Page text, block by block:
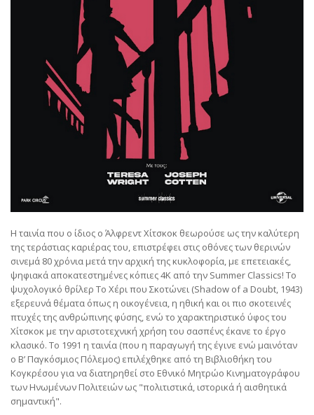
H ταινία που ο ίδιος ο Άλφρεντ Χίτσκοκ θεωρούσε ως την καλύτερη
της τεράστιας καριέρας του, επιστρέφει στις οθόνες των θερινών
σινεμά 80 χρόνια μετά την αρχική της κυκλοφορία, με επετειακές,
ψηφιακά αποκατεστημένες κόπιες 4K από την Summer Classics! Το
ψυχολογικό θρίλερ Το Χέρι που Σκοτώνει (Shadow of a Doubt, 1943)
εξερευνά θέματα όπως η οικογένεια, η ηθική και οι πιο σκοτεινές
πτυχές της ανθρώπινης φύσης, ενώ το χαρακτηριστικό ύφος του
Χίτσκοκ με την αριστοτεχνική χρήση του σασπένς έκανε το έργο
κλασικό. Το 1991 η ταινία (που η παραγωγή της έγινε ενώ μαινόταν
ο Β’ Παγκόσμιος Πόλεμος) επιλέχθηκε από τη Βιβλιοθήκη του
Κογκρέσου για να διατηρηθεί στο Εθνικό Μητρώο Κινηματογράφου
των Ηνωμένων Πολιτειών ως "πολιτιστικά, ιστορικά ή αισθητικά
σημαντική".